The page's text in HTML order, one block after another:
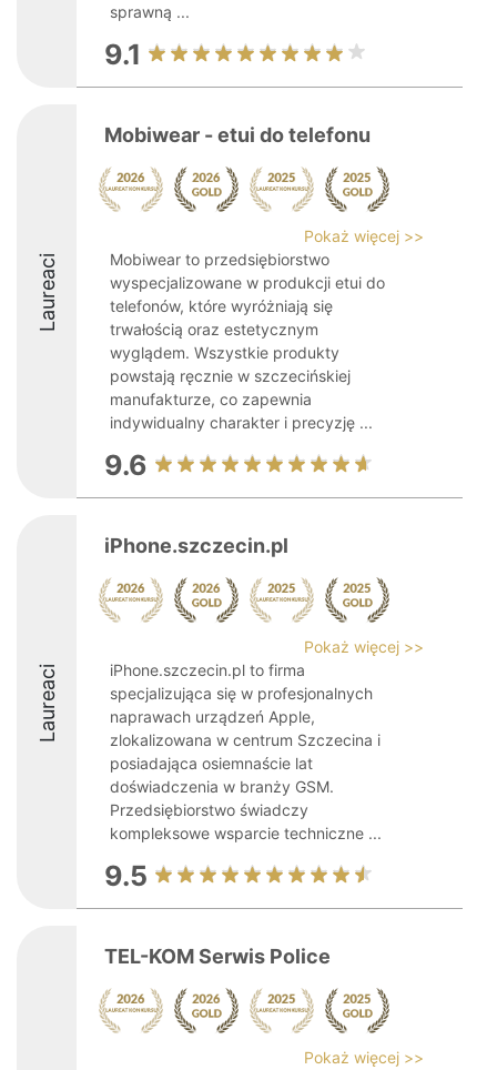
sprawną ...
9.1
Laureaci
Mobiwear - etui do telefonu
Pokaż więcej >>
Mobiwear to przedsiębiorstwo
wyspecjalizowane w produkcji etui do
telefonów, które wyróżniają się
trwałością oraz estetycznym
wyglądem. Wszystkie produkty
powstają ręcznie w szczecińskiej
manufakturze, co zapewnia
indywidualny charakter i precyzję ...
9.6
Laureaci
iPhone.szczecin.pl
Pokaż więcej >>
iPhone.szczecin.pl to firma
specjalizująca się w profesjonalnych
naprawach urządzeń Apple,
zlokalizowana w centrum Szczecina i
posiadająca osiemnaście lat
doświadczenia w branży GSM.
Przedsiębiorstwo świadczy
kompleksowe wsparcie techniczne ...
9.5
TEL-KOM Serwis Police
Pokaż więcej >>